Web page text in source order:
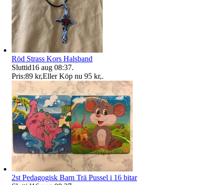
Röd Strass Kors Halsband
Sluttid16 aug 08:37.
Pris:89 kr,Eller Köp nu 95 kr,.
2st Pedagogisk Barn Trä Pussel i 16 bitar